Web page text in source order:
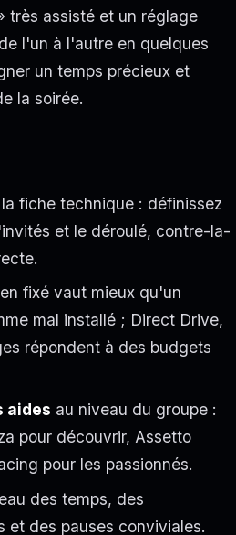
très assisté et un réglage
l'un à l'autre en quelques
un temps précieux et
la soirée.
fiche technique : définissez
et le déroulé, contre-la-
fixé vaut mieux qu'un
mal installé ; Direct Drive,
répondent à des budgets
aides au niveau du groupe :
pour découvrir, Assetto
pour les passionnés.
des temps, des
et des pauses conviviales.